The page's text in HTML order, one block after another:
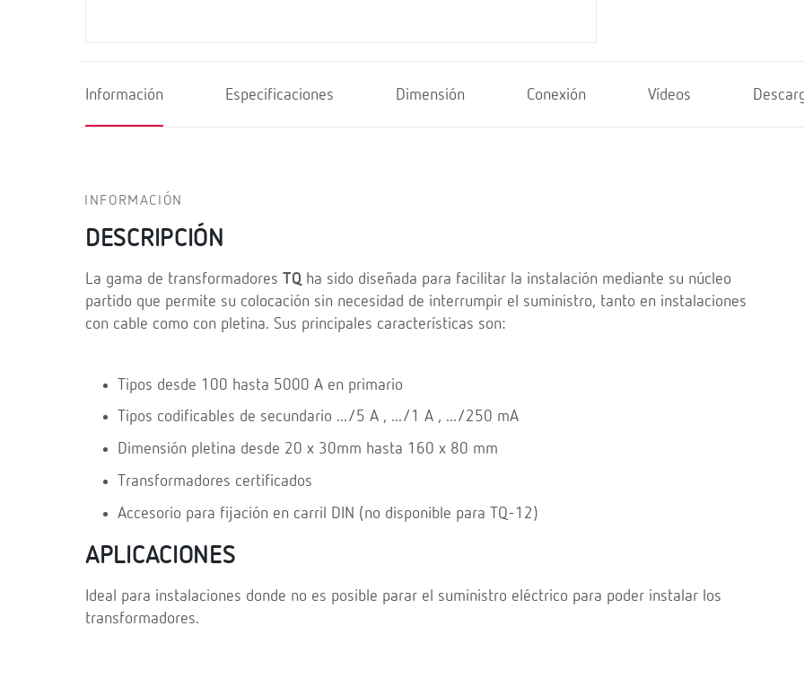
Información Especificaciones Dimensión Conexión Vídeos
INFORMACIÓN
DESCRIPCIÓN
La gama de transformadores TQ ha sido diseñada para facilitar la instalación mediante su núcleo
partido que permite su colocación sin necesidad de interrumpir el suministro, tanto en instalaciones
con cable como con pletina. Sus principales características son:
Tipos desde 100 hasta 5000 A en primario
Tipos codificables de secundario .../5 A , .../1 A , .../250 mA
Dimensión pletina desde 20 x 30mm hasta 160 x 80 mm
Transformadores certificados
Accesorio para fijación en carril DIN (no disponible para TQ-12)
APLICACIONES
Ideal para instalaciones donde no es posible parar el suministro eléctrico para poder instalar los
transformadores.